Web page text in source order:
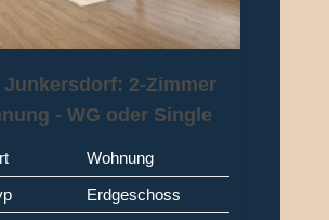
Junkersdorf: 2-Zimmer
- WG oder Single
Wohnung
Erdgeschoss